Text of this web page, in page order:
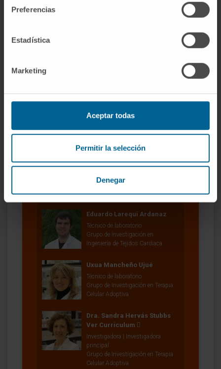
Preferencias
Estadística
Marketing
Aceptar todas
Permitir la selección
Denegar
10.1096/fj.201801563R. Epub 2019 Mar 20.
Nuestros autores
Técnico de laboratorio
celular e inmunoterapia en cáncer
hepático.
Eduardo Larequi Ardanaz
Técnico de laboratorio
Grupo de Investigación en
Ingeniería de Tejidos Cardiaca
Uxua Mancheño Ujué
Técnico de laboratorio
Grupo de Investigación en Terapia
Celular Adoptiva
Dra. Sandra Hervás Stubbs
Ver Curriculum
Investigadora | Investigadora
principal
Grupo de Investigación en Terapia
Celular Adoptiva